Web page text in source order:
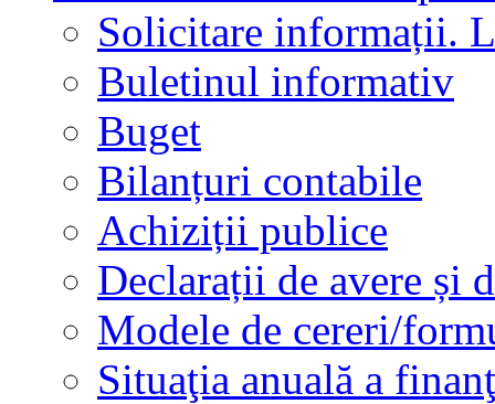
Solicitare informații.
Buletinul informativ
Buget
Bilanțuri contabile
Achiziții publice
Declarații de avere și
Modele de cereri/
Situaţia anuală a